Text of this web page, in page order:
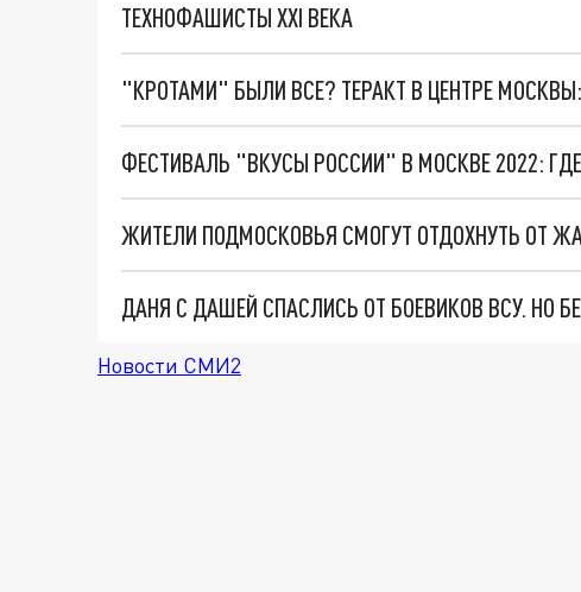
ТЕХНОФАШИСТЫ XXI ВЕКА
"КРОТАМИ" БЫЛИ ВСЕ? ТЕРАКТ В ЦЕНТРЕ
ЖИТЕЛИ ПОДМОСКОВЬЯ СМОГУТ ОТДОХНУТЬ ОТ
ДАНЯ С ДАШЕЙ СПАСЛИСЬ ОТ БОЕВИКОВ ВСУ. НО
Новости СМИ2